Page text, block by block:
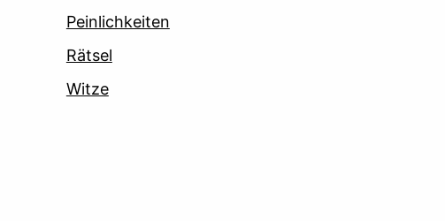
Peinlichkeiten
Rätsel
Witze